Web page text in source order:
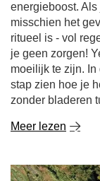
energieboost.
misschien het
ritueel is - vol
je geen zorgen!
moeilijk te zijn.
stap zien hoe je
zonder bladeren
Meer lezen